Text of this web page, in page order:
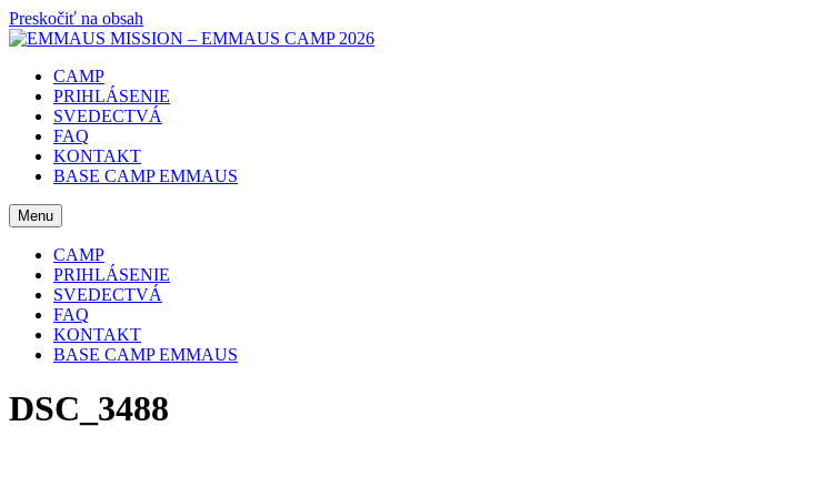
Preskočiť na obsah
CAMP
PRIHLÁSENIE
SVEDECTVÁ
FAQ
KONTAKT
BASE CAMP EMMAUS
Menu
CAMP
PRIHLÁSENIE
SVEDECTVÁ
FAQ
KONTAKT
BASE CAMP EMMAUS
DSC_3488